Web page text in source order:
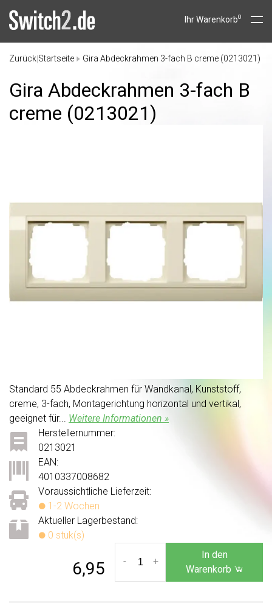
Ihr Warenkorb0
Zurück Startseite Gira Abdeckrahmen 3-fach B creme (0213021)
Gira Abdeckrahmen 3-fach B
creme (0213021)
Standard 55 Abdeckrahmen für Wandkanal, Kunststoff,
creme, 3-fach, Montagerichtung horizontal und vertikal,
geeignet für... Weitere Informationen »
Voraussichtliche Lieferzeit:
1-2 Wochen
Aktueller Lagerbestand:
0 stuk(s)
Herstellernummer:
0213021
EAN:
4010337008682
6,95 +
-
In den
Warenkorb